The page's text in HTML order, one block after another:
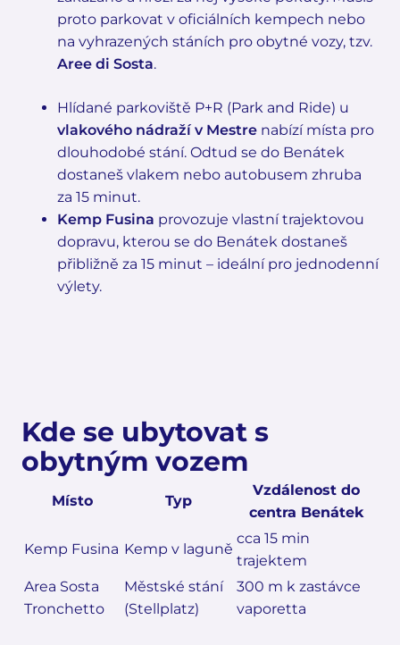
proto parkovat v oficiálních kempech nebo
na vyhrazených stáních pro obytné vozy, tzv.
Aree di Sosta.
Hlídané parkoviště P+R (Park and Ride) u
vlakového nádraží v Mestre nabízí místa pro
dlouhodobé stání. Odtud se do Benátek
dostaneš vlakem nebo autobusem zhruba
za 15 minut.
Kemp Fusina provozuje vlastní trajektovou
dopravu, kterou se do Benátek dostaneš
přibližně za 15 minut – ideální pro jednodenní
výlety.
Kde se ubytovat s
obytným vozem
Místo Typ
Vzdálenost do
centra Benátek
Kemp Fusina Kemp v laguně
cca 15 min
trajektem
Area Sosta
Tronchetto
Městské stání
(Stellplatz)
300 m k zastávce
vaporetta